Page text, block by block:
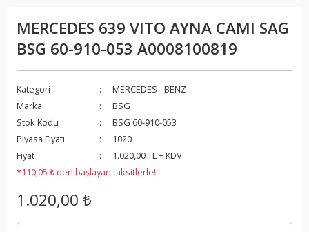
MERCEDES 639 VITO AYNA CAMI SAG
BSG 60-910-053 A0008100819
Kategori
MERCEDES - BENZ
Marka
BSG
Stok Kodu
BSG 60-910-053
Piyasa Fiyatı
1020
Fiyat
1.020,00 TL + KDV
*110,05 ₺ den başlayan taksitlerle!
1.020,00 ₺